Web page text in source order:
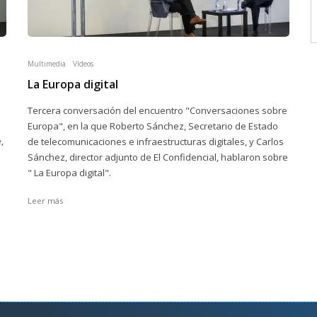
Multimedia Vídeos
La Europa digital
Tercera conversación del encuentro "Conversaciones sobre
Europa", en la que Roberto Sánchez, Secretario de Estado
de telecomunicaciones e infraestructuras digitales, y Carlos
Sánchez, director adjunto de El Confidencial, hablaron sobre
" La Europa digital".
Leer más